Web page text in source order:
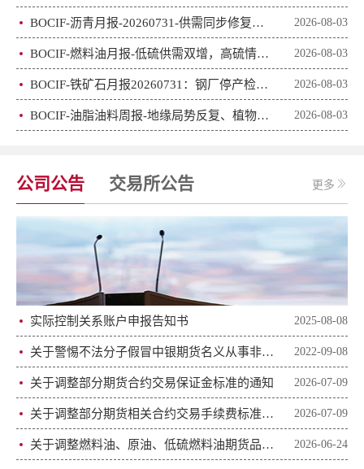
BOCIF-沥青月报-20260731-供需同步修复，近月结构偏强 2026-08-03
BOCIF-燃料油月报-低硫供需双增，高硫情绪调整-20260803 2026-08-03
BOCIF-铁矿石月报20260731：钢厂停产检修增加，矿价下跌调整 2026-08-03
BOCIF-油脂油料周报-地缘局势反复、植物油波动加剧 2026-08-03
公司公告 交易所公告 更多
实际控制关系账户申报告知书 2025-08-08
关于警惕不法分子假冒中银期货名义从事非法期货活动的风险提示 2022-09-08
关于调整部分期货合约交易保证金标准的通知 2026-07-09
关于调整部分期货相关合约交易手续费标准的通知 2026-07-09
关于调整燃料油、原油、低硫燃料油期货品种相关合约交易手续费及交易限额的通知 2026-06-24